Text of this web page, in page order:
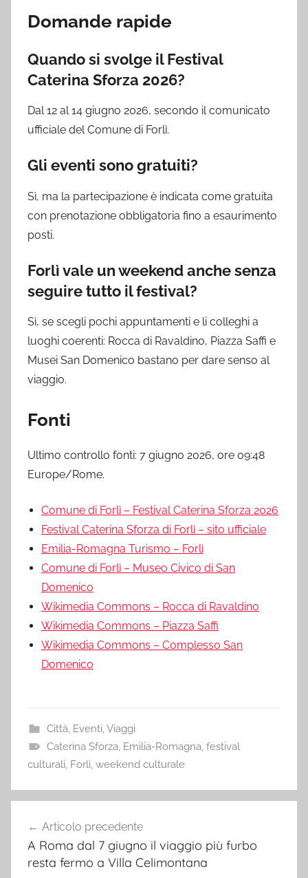
Domande rapide
Quando si svolge il Festival
Caterina Sforza 2026?
Dal 12 al 14 giugno 2026, secondo il comunicato
ufficiale del Comune di Forlì.
Gli eventi sono gratuiti?
Sì, ma la partecipazione è indicata come gratuita
con prenotazione obbligatoria fino a esaurimento
posti.
Forlì vale un weekend anche senza
seguire tutto il festival?
Sì, se scegli pochi appuntamenti e li colleghi a
luoghi coerenti: Rocca di Ravaldino, Piazza Saffi e
Musei San Domenico bastano per dare senso al
viaggio.
Fonti
Ultimo controllo fonti: 7 giugno 2026, ore 09:48
Europe/Rome.
Comune di Forlì – Festival Caterina Sforza 2026
Festival Caterina Sforza di Forlì – sito ufficiale
Emilia-Romagna Turismo – Forlì
Comune di Forlì – Museo Civico di San
Domenico
Wikimedia Commons – Rocca di Ravaldino
Wikimedia Commons – Piazza Saffi
Wikimedia Commons – Complesso San
Domenico
Città, Eventi,Viaggi
Caterina Sforza, Emilia-Romagna, festival
culturali, Forlì, weekend culturale
articoli
Articolo precedente
A Roma dal 7 giugno il viaggio più furbo
resta fermo a Villa Celimontana